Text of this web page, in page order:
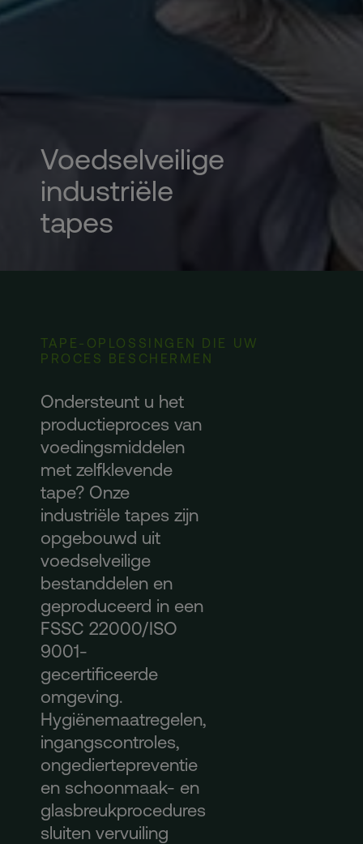
Voedselveilige
industriële
tapes
TAPE-OPLOSSINGEN DIE UW
PROCES BESCHERMEN
Ondersteunt u het
productieproces van
voedingsmiddelen
met zelfklevende
tape? Onze
industriële tapes zijn
opgebouwd uit
voedselveilige
bestanddelen en
geproduceerd in een
FSSC 22000/ISO
9001-
gecertificeerde
omgeving.
Hygiënemaatregelen,
ingangscontroles,
ongediertepreventie
en schoonmaak- en
glasbreukprocedures
sluiten vervuiling